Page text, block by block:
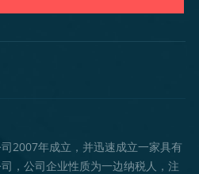
2007年成立，并迅速成立一家具有
，公司企业性质为一边纳税人，注